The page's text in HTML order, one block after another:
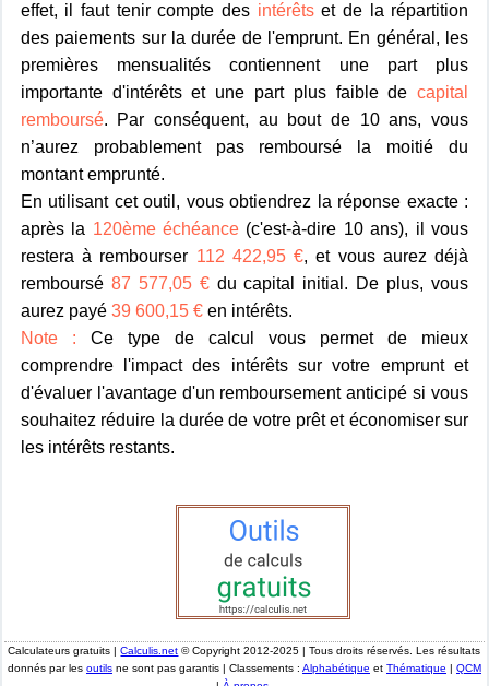
effet, il faut tenir compte des intérêtset de la répartition
des paiements sur la durée de l'emprunt. En général, les
premières mensualités contiennent une part plus
importante d'intérêts et une part plus faible decapital
remboursé. Par conséquent, au bout de 10 ans, vous
n’aurez probablement pas remboursé la moitié du
montant emprunté.
En utilisant cet outil, vous obtiendrez la réponse exacte :
après la 120ème échéance (c'est-à-dire 10 ans), il vous
restera à rembourser 112 422,95 €, et vous aurez déjà
remboursé 87 577,05 €du capital initial. De plus, vous
aurez payé 39 600,15 €en intérêts.
Note : Ce type de calcul vous permet de mieux
comprendre l'impact des intérêts sur votre emprunt et
d'évaluer l'avantage d'un remboursement anticipé si vous
souhaitez réduire la durée de votre prêt et économiser sur
les intérêts restants.
Calculateurs gratuits |Calculis.net © Copyright 2012-2025 | Tous droits réservés. Les résultats
donnés par les outilsne sont pas garantis | Classements : Alphabétique et Thématique | QCM